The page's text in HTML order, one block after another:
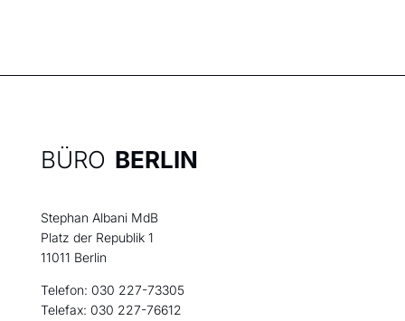
BÜRO BERLIN
Stephan Albani MdB
Platz der Republik 1
11011 Berlin
Telefon: 030 227-73305
Telefax: 030 227-76612